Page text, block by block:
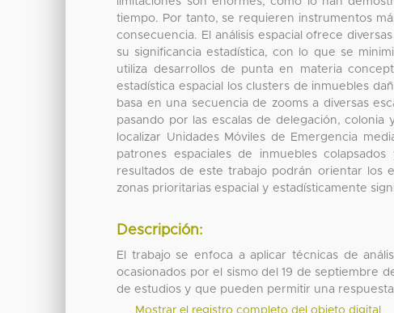
tiempo. Por tanto, se requieren instrumentos
consecuencia. El análisis espacial ofrece
su significancia estadística, con lo que se
utiliza desarrollos de punta en materia
estadística espacial los clusters de inmuebles
basa en una secuencia de zooms a diversas
pasando por las escalas de delegación, colonia
localizar Unidades Móviles de Emergencia
patrones espaciales de inmuebles
resultados de este trabajo podrán orientar los
zonas prioritarias espacial y estadísticamente
Descripción:
El trabajo se enfoca a aplicar técnicas de
ocasionados por el sismo del 19 de septiembre
de estudios y que pueden permitir una